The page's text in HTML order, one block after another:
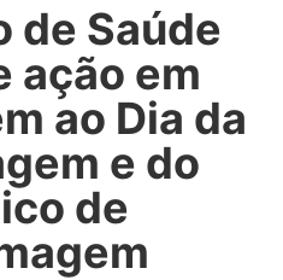
de Saúde
ação em
ao Dia da
e do
de